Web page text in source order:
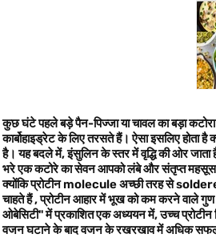
कुछ घंटे पहले बड़े पैन-पिज्जा या चावल का बड़ा
कार्बोहाइड्रेट के लिए तरसते हैं। ऐसा इसलिए होता
है। यह बदले में,इंसुलिन के स्तर में वृद्धि की ओर जाता
भरे एक कटोरे का सेवन आपको लंबे और संतृप्त महसूस
क्योंकि प्रोटीनmoleculeअच्छी तरह से
चाहते हैं ,प्रोटीन आहार में भूख को कम करने वाले
ओबेसिटी" में प्रकाशित एक अध्ययन में,उच्च प्रोटीन
वजन घटाने के बाद वजन के रखरखाव में अधिक